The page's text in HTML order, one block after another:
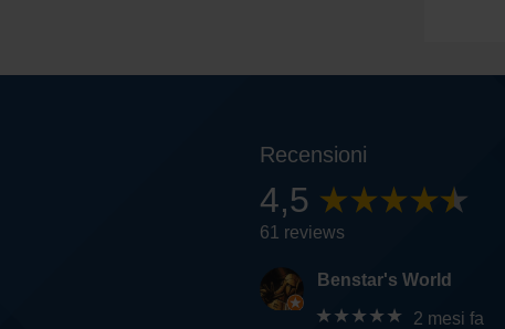
Recensioni
4,5
61 reviews
Benstar's World
★★★★★
2 mesi fa